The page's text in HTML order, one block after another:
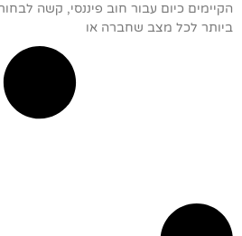
הקיימים כיום עבור חוב פיננסי, קשה
ביותר לכל מצב שחברה או